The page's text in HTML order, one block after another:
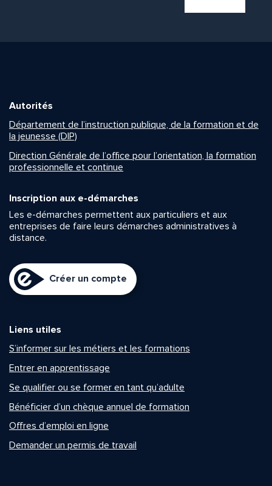
Autorités
Département de l’instruction publique, de la formation et de
la jeunesse (DIP)
Direction Générale de l’office pour l’orientation, la formation
professionnelle et continue
Inscription aux e-démarches
Les e-démarches permettent aux particuliers et aux
entreprises de faire leurs démarches administratives à
distance.
Créer un compte
Liens utiles
S’informer sur les métiers et les formations
Entrer en apprentissage
Se qualifier ou se former en tant qu’adulte
Bénéficier d’un chèque annuel de formation
Offres d’emploi en ligne
Demander un permis de travail